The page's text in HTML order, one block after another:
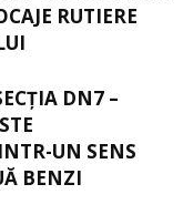
RUTIERE
DN7 –
UN SENS
BENZI